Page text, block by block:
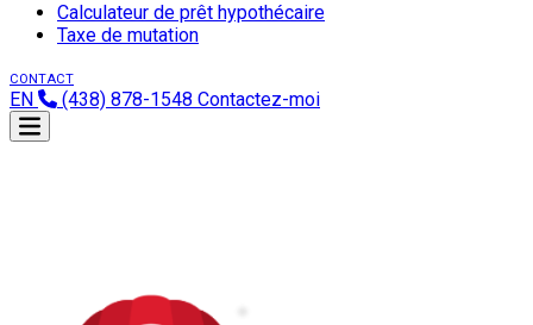
Calculateur de prêt hypothécaire
Taxe de mutation
CONTACT
EN (438) 878-1548 Contactez-moi